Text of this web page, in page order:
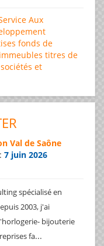
Aux
fonds de
titres de
et
Val de Saône
7 juin 2026
spécialisé en
2003, j'ai
bijouterie
fa...